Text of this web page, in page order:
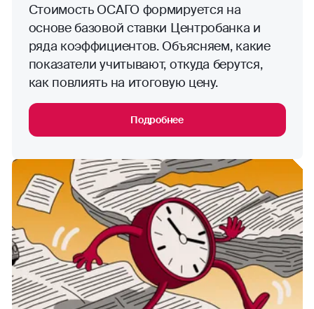
Стоимость ОСАГО формируется на
основе базовой ставки Центробанка и
ряда коэффициентов. Объясняем, какие
показатели учитывают, откуда берутся,
как повлиять на итоговую цену.
Подробнее